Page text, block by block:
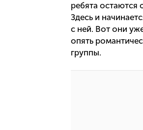
ребята остаются
Здесь и
с ней. Вот они
опять
группы.